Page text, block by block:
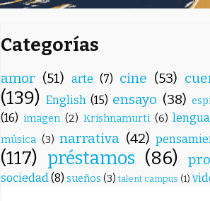
Categorías
amor (51) arte (7) cine (53)
(139) English (15) ensayo (38)
(16) imagen (2) Krishnamurti (6)
música (3) narrativa (42)
(117) préstamos (86)
sociedad(8) sueños (3) talent campus (1)